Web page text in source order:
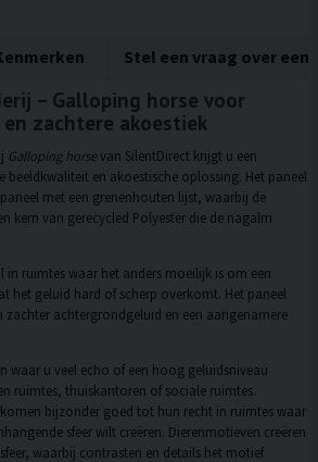
Stel een vraag over een
– Galloping horse voor
zachtere akoestiek
Galloping horsevan SilentDirect krijgt u een
en akoestische oplossing. Het paneel
met een grenenhouten lijst, waarbij de
kern van gerecycled Polyester die de nagalm
in ruimtes waar het anders moeilijk is om een
het geluid hard of scherp overkomt. Het paneel
zachter achtergrondgeluid en een aangenamere
waar u veel echo of een hoog geluidsniveau
ruimtes, thuiskantoren of sociale ruimtes.
bijzonder goed tot hun recht in ruimtes waar
sfeer wilt creëren. Dierenmotieven creëren
waarbij contrasten en details het motief